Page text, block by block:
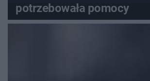
potrzebowała pomocy